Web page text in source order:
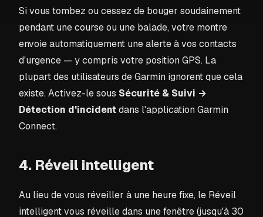
Si vous tombez ou cessez de bouger soudainement
pendant une course ou une balade, votre montre
envoie automatiquement une alerte à vos contacts
d'urgence — y compris votre position GPS. La
plupart des utilisateurs de Garmin ignorent que cela
existe. Activez-le sous Sécurité & Suivi →
Détection d'incidentdans l'application Garmin
Connect.
4. Réveil intelligent
Au lieu de vous réveiller à une heure fixe, le Réveil
intelligent vous réveille dans une fenêtre (jusqu'à 30